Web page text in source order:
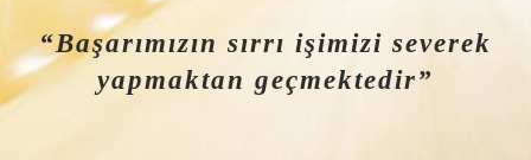
“Başarımızın sırrı işimizi severek
yapmaktan geçmektedir”